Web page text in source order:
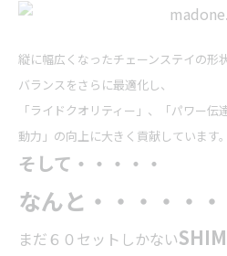
縦に幅広くなったチェーンステイの形
バランスをさらに最適化し、
「ライドクオリティー」、
「パワー
動力」の向上に大きく貢献しています。
そして・・・・・
なんと・・・・・・
まだ６０セットしかない